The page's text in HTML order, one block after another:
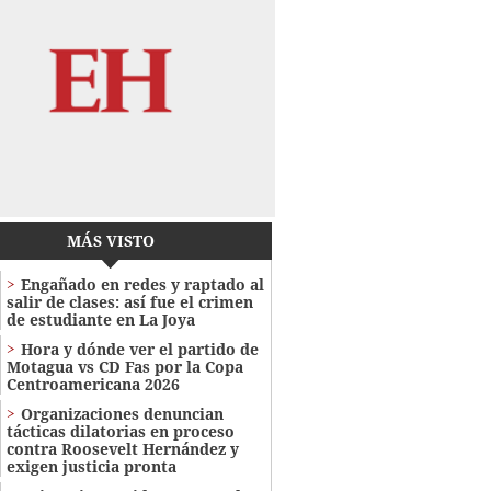
MÁS VISTO
Engañado en redes y raptado al
salir de clases: así fue el crimen
de estudiante en La Joya
Hora y dónde ver el partido de
Motagua vs CD Fas por la Copa
Centroamericana 2026
Organizaciones denuncian
tácticas dilatorias en proceso
contra Roosevelt Hernández y
exigen justicia pronta